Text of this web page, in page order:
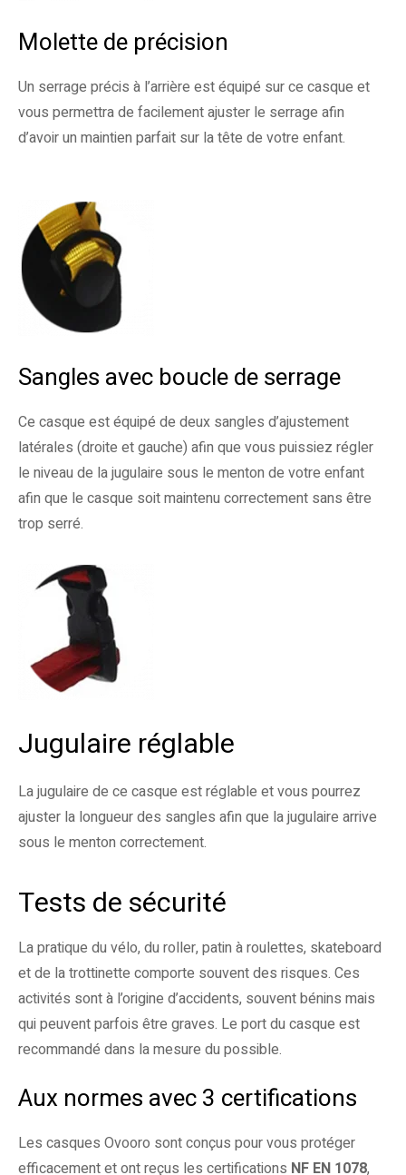
Molette de précision
Un serrage précis à l’arrière est équipé sur ce casque et
vous permettra de facilement ajuster le serrage afin
d’avoir un maintien parfait sur la tête de votre enfant.
Sangles avec boucle de serrage​
Ce casque est équipé de deux sangles d’ajustement
latérales (droite et gauche) afin que vous puissiez régler
le niveau de la jugulaire sous le menton de votre enfant
afin que le casque soit maintenu correctement sans être
trop serré.
Jugulaire réglable
La jugulaire de ce casque est réglable et vous pourrez
ajuster la longueur des sangles afin que la jugulaire arrive
sous le menton correctement.
Tests de sécurité
La pratique du vélo, du roller, patin à roulettes, skateboard
et de la trottinette comporte souvent des risques. Ces
activités sont à l’origine d’accidents, souvent bénins mais
qui peuvent parfois être graves. Le port du casque est
recommandé dans la mesure du possible.
Aux normes avec 3 certifications
Les casques Ovooro sont conçus pour vous protéger
efficacement et ont reçus les certifications NF EN 1078,